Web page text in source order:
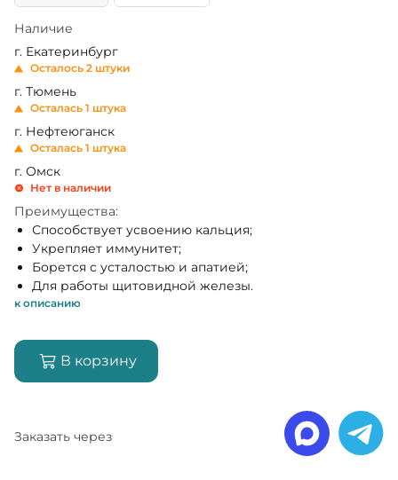
Наличие
г. Екатеринбург
Осталось 2 штуки
г. Тюмень
Осталась 1 штука
г. Нефтеюганск
Осталась 1 штука
г. Омск
Нет в наличии
Преимущества:
Способствует усвоению кальция;
Укрепляет иммунитет;
Борется с усталостью и апатией;
Для работы щитовидной железы.
к описанию
В корзину
Заказать через